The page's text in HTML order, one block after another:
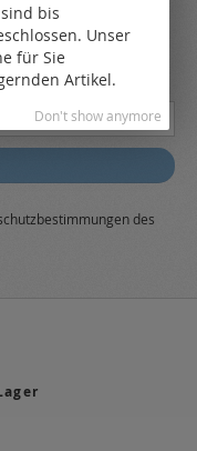
from the very first hand.
des
bis
Unser
für Sie
Artikel.
Don't show anymore